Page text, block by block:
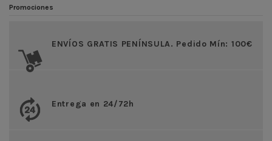
Promociones
ENVÍOS GRATIS PENÍNSULA. Pedido Mín: 100€
Entrega en 24/72h